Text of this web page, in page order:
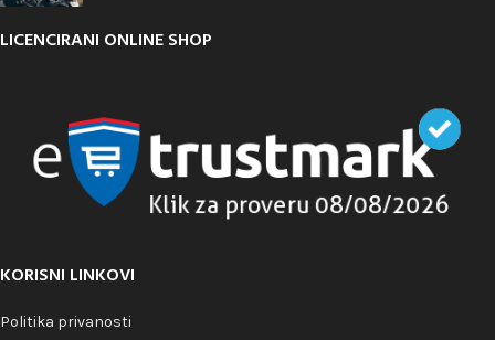
LICENCIRANI ONLINE SHOP
KORISNI LINKOVI
Politika privanosti